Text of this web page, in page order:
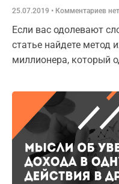
25.07.2019 Комментариев нет
Если вас одолевают
статье найдете метод
миллионера, который